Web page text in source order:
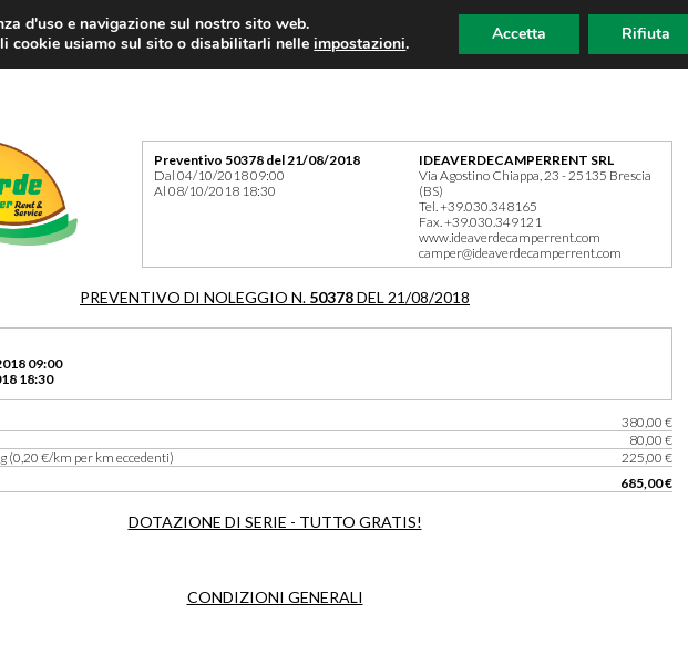
IDEAVERDECAMPERRENT SRL
Via Agostino Chiappa, 23 - 25135 Brescia
(BS)
Tel. +39.030.348165
Fax. +39.030.349121
www.ideaverdecamperrent.com
camper@ideaverdecamperrent.com
Preventivo 50378 del 21/08/2018
Dal 04/10/2018 09:00
Al 08/10/2018 18:30
PREVENTIVO DI NOLEGGIO N. 50378DEL 21/08/2018
09:00
18:30
380,00 €
80,00 €
(0,20 €/km per km eccedenti)
225,00 €
685,00 €
DOTAZIONE DI SERIE - TUTTO GRATIS!
CONDIZIONI GENERALI
d'uso e navigazione sul nostro sito web.
cookie usiamo sul sito o disabilitarli nelleimpostazioni. Accetta Rifiuta